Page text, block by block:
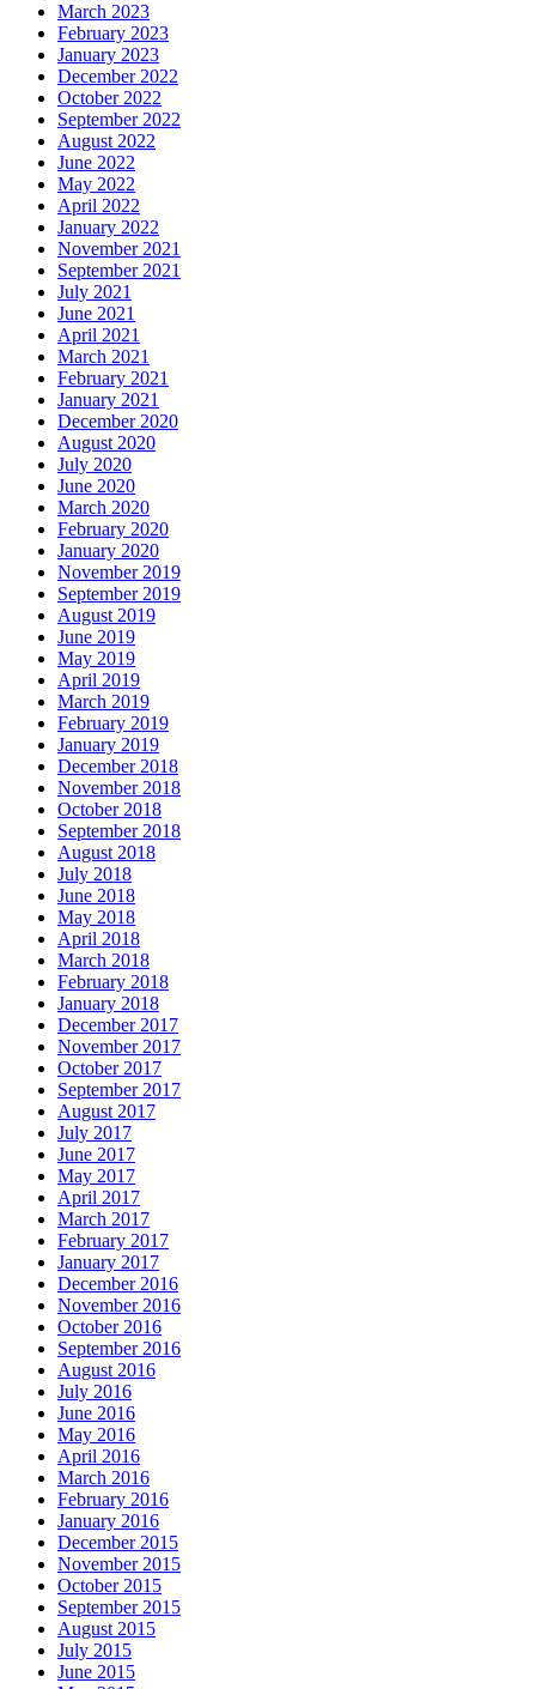
March 2023
February 2023
January 2023
December 2022
October 2022
September 2022
August 2022
June 2022
May 2022
April 2022
January 2022
November 2021
September 2021
July 2021
June 2021
April 2021
March 2021
February 2021
January 2021
December 2020
August 2020
July 2020
June 2020
March 2020
February 2020
January 2020
November 2019
September 2019
August 2019
June 2019
May 2019
April 2019
March 2019
February 2019
January 2019
December 2018
November 2018
October 2018
September 2018
August 2018
July 2018
June 2018
May 2018
April 2018
March 2018
February 2018
January 2018
December 2017
November 2017
October 2017
September 2017
August 2017
July 2017
June 2017
May 2017
April 2017
March 2017
February 2017
January 2017
December 2016
November 2016
October 2016
September 2016
August 2016
July 2016
June 2016
May 2016
April 2016
March 2016
February 2016
January 2016
December 2015
November 2015
October 2015
September 2015
August 2015
July 2015
June 2015